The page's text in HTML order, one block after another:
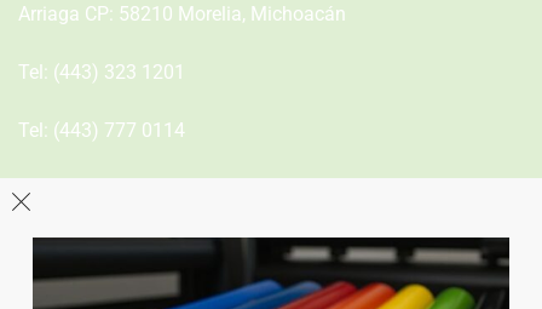
Arriaga CP: 58210 Morelia, Michoacán
Tel: (443) 323 1201
Tel: (443) 777 0114
León